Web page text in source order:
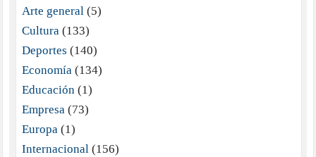
Arte general(5)
Cultura(133)
Deportes (140)
Economía(134)
Educación(1)
Empresa(73)
Europa(1)
Internacional(156)